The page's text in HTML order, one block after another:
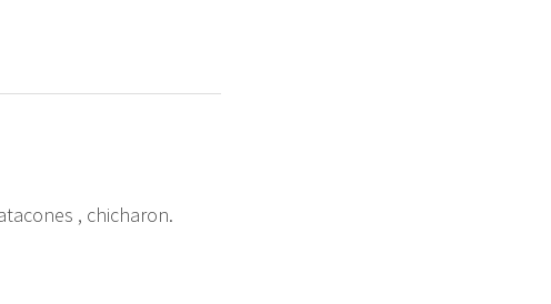
, chicharon.